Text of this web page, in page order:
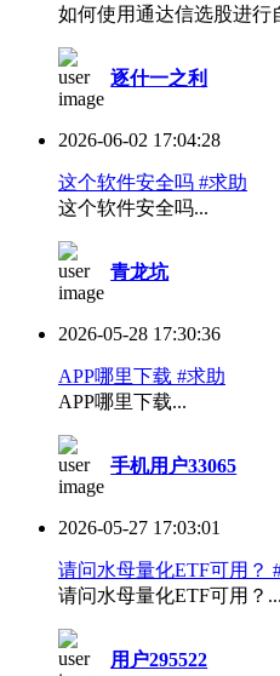
如何使用通达信选股进行
逐什一之利
2026-06-02 17:04:28
这个软件安全吗 #求助
这个软件安全吗...
青龙坑
2026-05-28 17:30:36
APP哪里下载 #求助
APP哪里下载...
手机用户33065
2026-05-27 17:03:01
请问水母量化ETF可用？
请问水母量化ETF可用？...
用户295522